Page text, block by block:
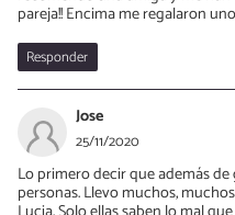
pareja!! Encima me regalaron
Responder
Jose
25/11/2020
Lo primero decir que además
personas. Llevo muchos,